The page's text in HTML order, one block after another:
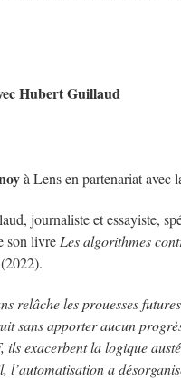
Hubert Guillaud
à Lens en partenariat avec
journaliste et essayiste,
son livre Les algorithmes
(2022).
relâche les prouesses
sans apporter aucun
exacerbent la logique
a